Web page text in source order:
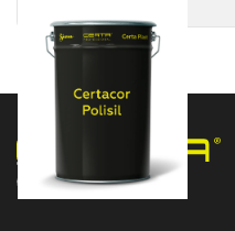
НПП «СПЕКТР» ЗАВОД ЛАКОКРАСОЧНЫХ МАТЕРИАЛОВ